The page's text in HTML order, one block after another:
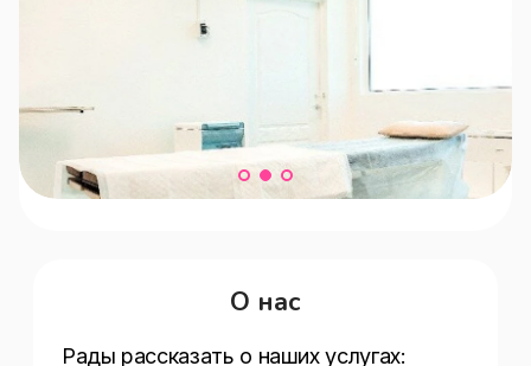
О нас
Рады рассказать о наших услугах: